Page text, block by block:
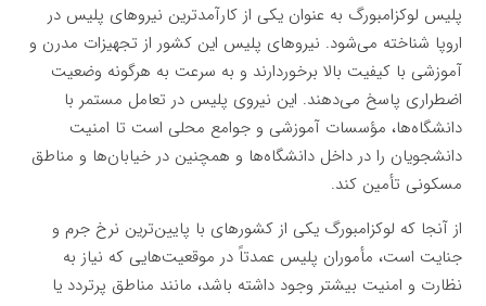
پلیس لوکزامبورگ به عنوان یکی از کارآمدترین نیروهای پلیس در
اروپا شناخته می‌شود. نیروهای پلیس این کشور از تجهیزات مدرن و
آموزشی با کیفیت بالا برخوردارند و به سرعت به هرگونه وضعیت
اضطراری پاسخ می‌دهند. این نیروی پلیس در تعامل مستمر با
دانشگاه‌ها، مؤسسات آموزشی و جوامع محلی است تا امنیت
دانشجویان را در داخل دانشگاه‌ها و همچنین در خیابان‌ها و مناطق
مسکونی تأمین کند.
از آنجا که لوکزامبورگ یکی از کشورهای با پایین‌ترین نرخ جرم و
جنایت است، مأموران پلیس عمدتاً در موقعیت‌هایی که نیاز به
نظارت و امنیت بیشتر وجود داشته باشد، مانند مناطق پرتردد یا